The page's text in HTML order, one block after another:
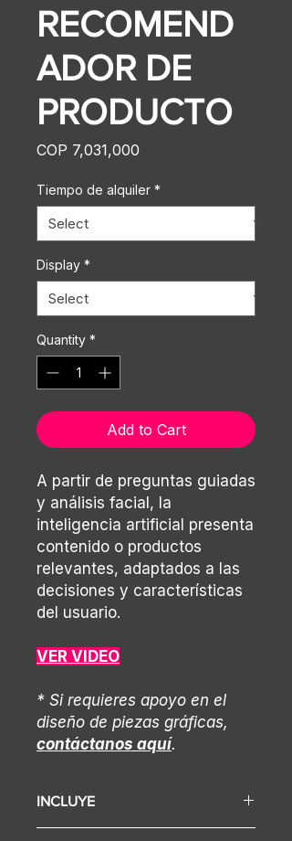
RECOMEND
ADOR DE
PRODUCTO
COP 7,031,000
Tiempo de alquiler *
Display *
Quantity *
Add to Cart
A partir de preguntas guiadas
y análisis facial, la
inteligencia artificial presenta
contenido o productos
relevantes, adaptados a las
decisiones y características
del usuario.
VER VIDEO
* Si requieres apoyo en el
diseño de piezas gráficas,
contáctanos aquí.
INCLUYE